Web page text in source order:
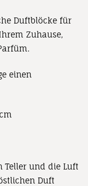
Duftblöcke für
Zuhause,
einen
Teller und die Luft
Duft